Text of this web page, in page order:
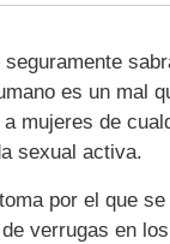
es un mal
mujeres de
sexual activa.
por el que
verrugas en